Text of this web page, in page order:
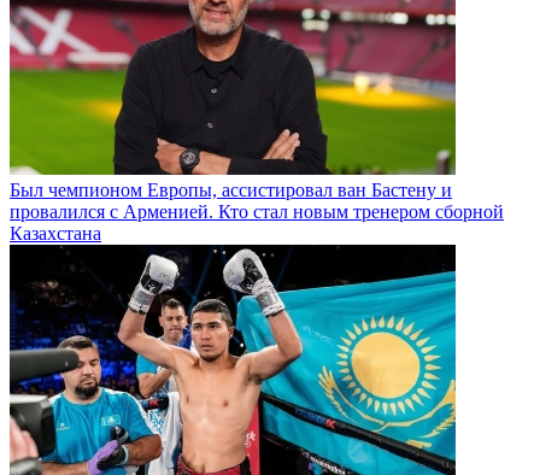
Был чемпионом Европы, ассистировал ван Бастену и
провалился с Арменией. Кто стал новым тренером сборной
Казахстана